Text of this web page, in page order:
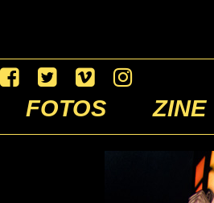
FOTOS ZINE